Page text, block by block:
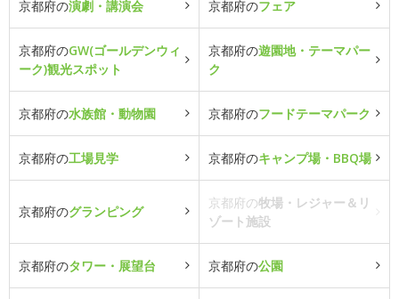
京都府の演劇・講演会 京都府のフェア
京都府のGW(ゴールデンウィ
ーク)観光スポット
京都府の遊園地・テーマパー
ク
京都府の水族館・動物園 京都府のフードテーマパーク
京都府の工場見学 京都府のキャンプ場・BBQ場
京都府のグランピング
京都府の牧場・レジャー＆リ
ゾート施設
京都府のタワー・展望台 京都府の公園